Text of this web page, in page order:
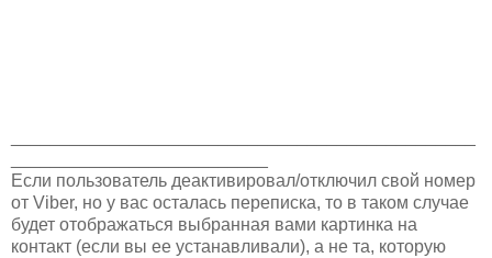
Если пользователь деактивировал/отключил свой номер
от Viber, но у вас осталась переписка, то в таком случае
будет отображаться выбранная вами картинка на
контакт (если вы ее устанавливали), а не та, которую